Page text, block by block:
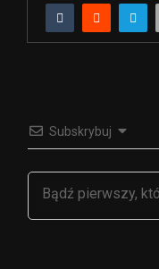
Subskrybuj